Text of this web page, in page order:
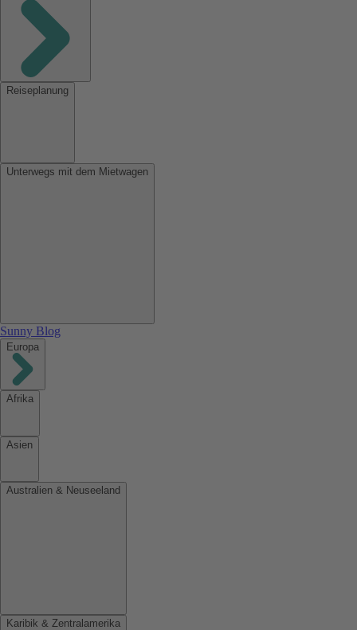
Reiseplanung
Unterwegs mit dem Mietwagen
Sunny Blog
Europa
Afrika
Asien
Australien & Neuseeland
Karibik & Zentralamerika